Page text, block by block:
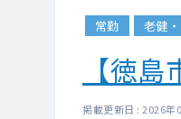
常勤 老健
【徳
掲載更新日 : 2026